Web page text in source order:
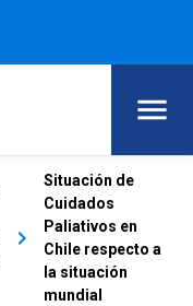
keyboard_arrow_right
Situación de
Cuidados
Paliativos en
Chile respecto a
la situación
mundial